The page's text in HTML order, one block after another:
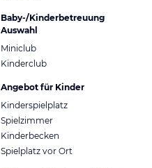
Baby-/Kinderbetreuung
Auswahl
Miniclub
Kinderclub
Angebot für Kinder
Kinderspielplatz
Spielzimmer
Kinderbecken
Spielplatz vor Ort